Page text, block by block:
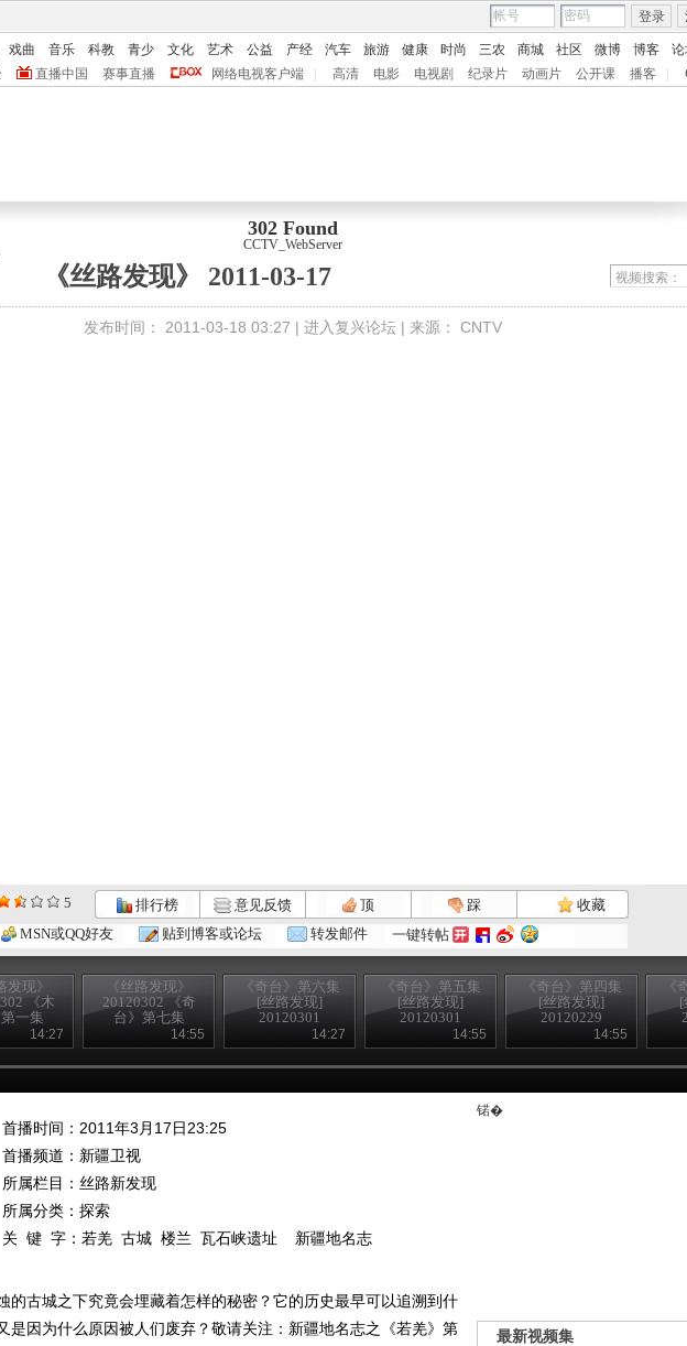
登录
戏曲 音乐 科教 青少 文化 艺术 公益 产经 汽车 旅游 健康 时尚 三农 商城 社区 微博 博客
直播中国 赛事直播 网络电视客户端 高清 电影 电视剧 纪录片 动画片 公开课 播客
302 Found
CCTV_WebServer
《丝路发现》 2011-03-17
发布时间： 2011-03-18 03:27 | 进入复兴论坛 | 来源： CNTV
5 排行榜 意见反馈 顶 踩
收藏
MSN或QQ好友 贴到博客或论坛 转发邮件 一键转帖
发现》
《木
一集
14:27
《丝路发现》
20120302 《奇
台》第七集
14:55
《奇台》第六集
[丝路发现]
20120301
14:27
《奇台》第五集
[丝路发现]
20120301
14:55
《奇台》第四集
[丝路发现]
20120229
14:55
《
[
首播时间：2011年3月17日23:25
首播频道： 新疆卫视
所属栏目： 丝路新发现
所属分类：探索
关 键 字： 若羌 古城 楼兰 瓦石峡遗址 新疆地名志
的古城之下究竟会埋藏着怎样的秘密？它的历史最早可以追溯到什
是因为什么原因被人们废弃？敬请关注：新疆地名志之《若羌》第
锘�
最新视频集